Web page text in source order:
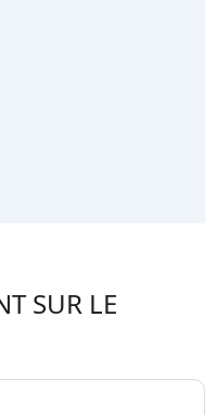
SUR LE